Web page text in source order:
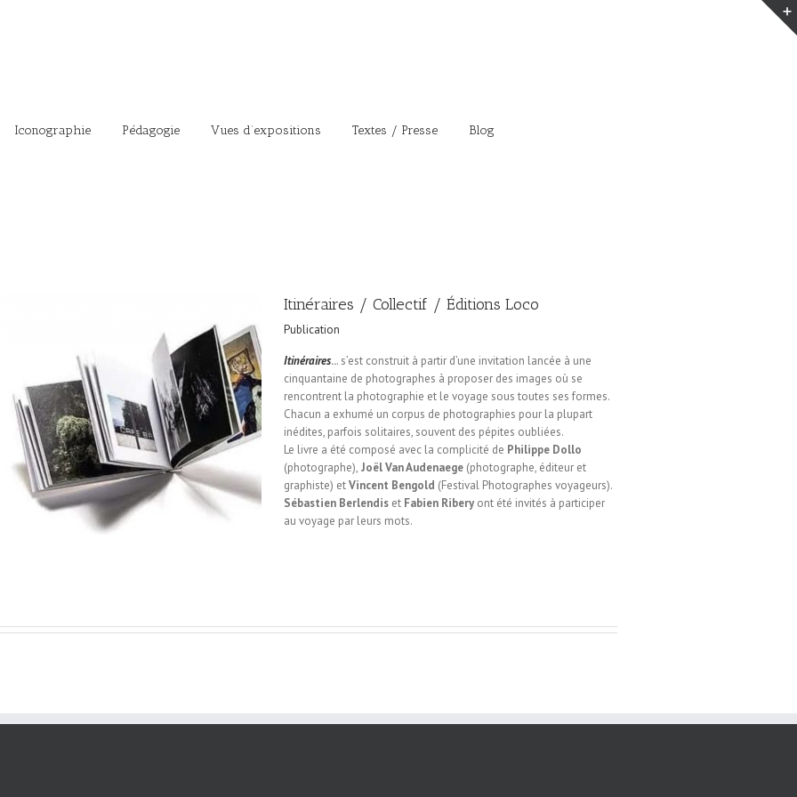
Iconographie Pédagogie Vues d’expositions Textes / Presse Blog
Itinéraires / Collectif / Éditions Loco
Publication
Itinéraires... s’est construit à partir d’une invitation lancée à une
cinquantaine de photographes à proposer des images où se
rencontrent la photographie et le voyage sous toutes ses formes.
Chacun a exhumé un corpus de photographies pour la plupart
inédites, parfois solitaires, souvent des pépites oubliées.
Le livre a été composé avec la complicité de Philippe Dollo
(photographe), Joël Van Audenaege (photographe, éditeur et
graphiste) etVincent Bengold (Festival Photographes voyageurs).
Sébastien Berlendis et Fabien Ribery ont été invités à participer
au voyage par leurs mots.